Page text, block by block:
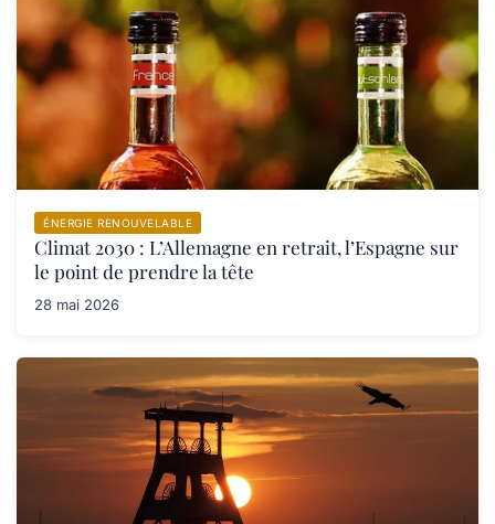
ÉNERGIE RENOUVELABLE
Climat 2030 : L’Allemagne en retrait, l’Espagne sur
le point de prendre la tête
28 mai 2026